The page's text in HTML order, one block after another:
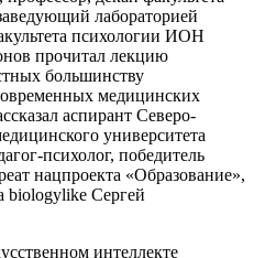
лабораторией
психологии ИОН
прочитал лекцию
большинству
медицинских
аспирант Северо-
университета
психолог, победитель
нацпроекта «Образование»,
biologylike Сергей
интеллекте